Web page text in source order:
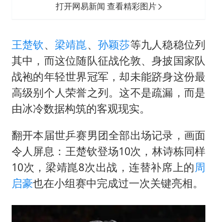
打开网易新闻 查看精彩图片
王楚钦、 梁靖崑、 孙颖莎等九人稳稳位列
其中，而这位随队征战伦敦、身披国家队
战袍的年轻世界冠军，却未能跻身这份最
高级别个人荣誉之列。这不是疏漏，而是
由冰冷数据构筑的客观现实。
翻开本届世乒赛男团全部出场记录，画面
令人屏息：王楚钦登场10次，林诗栋同样
10次，梁靖崑8次出战，连替补席上的 周
启豪也在小组赛中完成过一次关键亮相。